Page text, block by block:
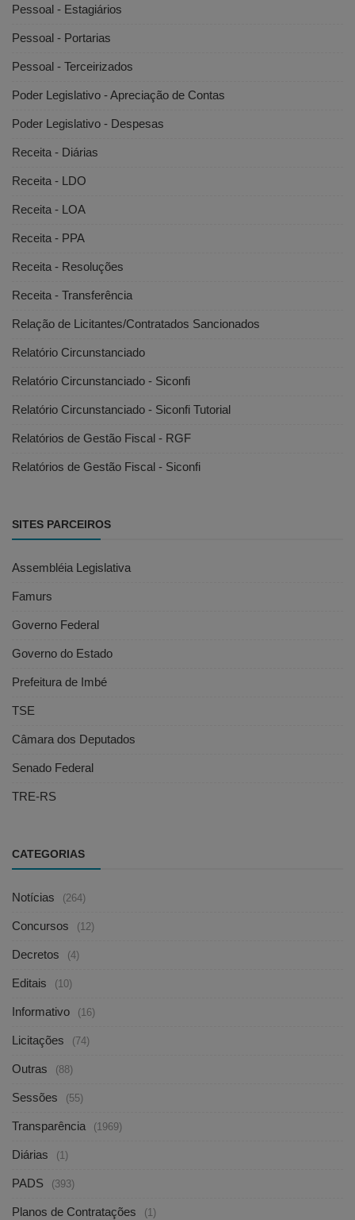
Pessoal - Estagiários
Pessoal - Portarias
Pessoal - Terceirizados
Poder Legislativo - Apreciação de Contas
Poder Legislativo - Despesas
Receita - Diárias
Receita - LDO
Receita - LOA
Receita - PPA
Receita - Resoluções
Receita - Transferência
Relação de Licitantes/Contratados Sancionados
Relatório Circunstanciado
Relatório Circunstanciado - Siconfi
Relatório Circunstanciado - Siconfi Tutorial
Relatórios de Gestão Fiscal - RGF
Relatórios de Gestão Fiscal - Siconfi
SITES PARCEIROS
Assembléia Legislativa
Famurs
Governo Federal
Governo do Estado
Prefeitura de Imbé
TSE
Câmara dos Deputados
Senado Federal
TRE-RS
CATEGORIAS
Notícias (264)
Concursos (12)
Decretos (4)
Editais (10)
Informativo (16)
Licitações (74)
Outras (88)
Sessões (55)
Transparência (1969)
Diárias (1)
PADS (393)
Planos de Contratações (1)